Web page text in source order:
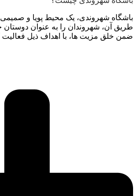
باشگاه شهروندی، یک محیط پویا و
طریق آن، شهروندان را به عنوان دوستان
ضمن خلق مزیت ها، با اهداف ذیل فعالیت